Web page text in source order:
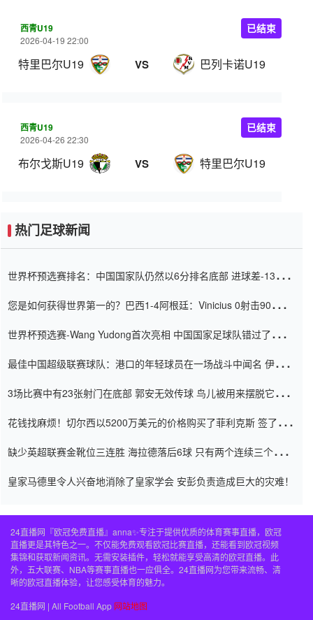
西青U19
2026-04-19 22:00
特里巴尔U19 VS 巴列卡诺U19
已结束
西青U19
2026-04-26 22:30
布尔戈斯U19 VS 特里巴尔U19
已结束
热门足球新闻
世界杯预选赛排名：中国国家队仍然以6分排名底部 进球差-13令人
您是如何获得世界第一的？巴西1-4阿根廷：Vinicius 0射击90分钟
世界杯预选赛-Wang Yudong首次亮相 中国国家足球队错过了世界
最佳中国超级联赛球队：港口的年轻球员在一场战斗中闻名 伊万放
3场比赛中有23张射门在底部 郭安无效传球 鸟儿被用来摆脱它
花钱找麻烦！切尔西以5200万美元的价格购买了菲利克斯 签了7年
缺少英超联赛金靴位三连胜 海拉德落后6球 只有两个连续三个连续
皇家马德里令人兴奋地消除了皇家学会 安彭负责造成巨大的灾难！
24直播网『欧冠免费直播』anna✨专注于提供优质的体育赛事直播，欧冠
直播更是其特色之一。不仅能免费观看欧冠比赛直播，还能看到欧冠视频
集锦和获取新闻资讯。无需安装插件，轻松就能享受高清的欧冠直播。此
外，五大联赛、NBA等赛事直播也一应俱全。24直播网为您带来流畅、清
晰的欧冠直播体验，让您感受体育的魅力。
24直播网 | All Football App 网站地图